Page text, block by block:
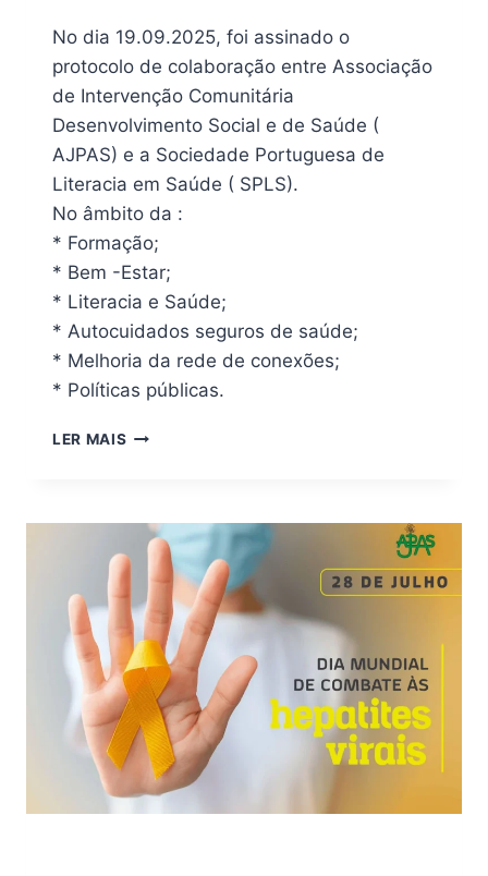
No dia 19.09.2025, foi assinado o
protocolo de colaboração entre Associação
de Intervenção Comunitária
Desenvolvimento Social e de Saúde (
AJPAS) e a Sociedade Portuguesa de
Literacia em Saúde ( SPLS).
No âmbito da :
* Formação;
* Bem -Estar;
* Literacia e Saúde;
* Autocuidados seguros de saúde;
* Melhoria da rede de conexões;
* Políticas públicas.
LER MAIS